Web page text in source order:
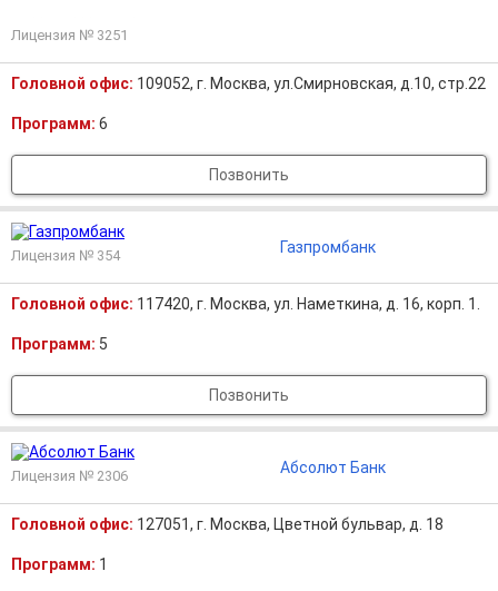
Лицензия № 3251
Головной офис: 109052, г. Москва, ул.Смирновская, д.10, стр.22
Программ: 6
Позвонить
Лицензия № 354 Газпромбанк
Головной офис: 117420, г. Москва, ул. Наметкина, д. 16, корп. 1.
Программ: 5
Позвонить
Лицензия № 2306 Абсолют Банк
Головной офис: 127051, г. Москва, Цветной бульвар, д. 18
Программ: 1